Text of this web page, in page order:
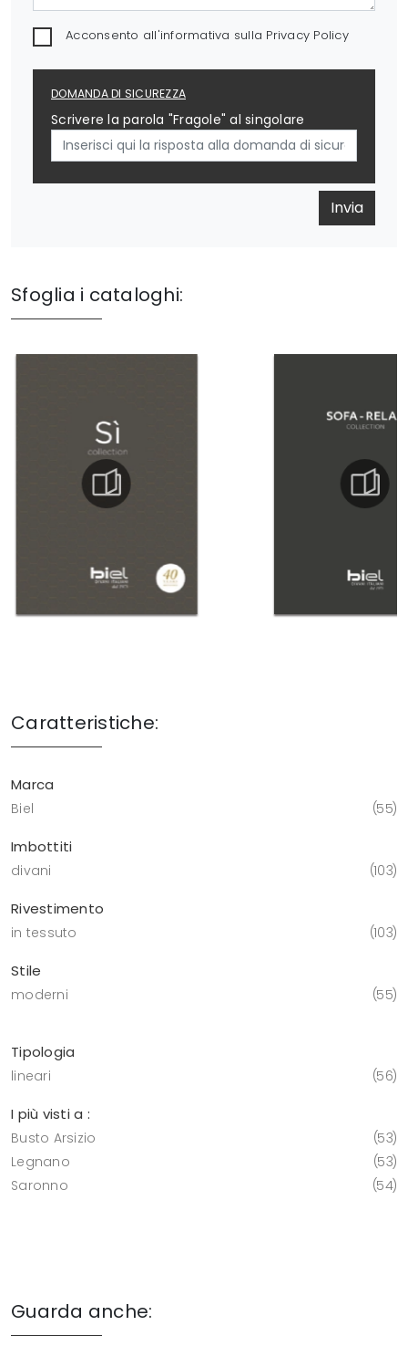
Acconsento all'informativa sulla Privacy Policy
DOMANDA DI SICUREZZA
Scrivere la parola "Fragole" al singolare
Invia
Sfoglia i cataloghi:
Caratteristiche:
Marca
Biel 55
Imbottiti
divani 103
Rivestimento
in tessuto 103
Stile
moderni 55
Tipologia
lineari 56
I più visti a :
Busto Arsizio
53
Legnano
53
Saronno
54
Guarda anche: